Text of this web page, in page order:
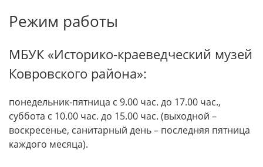
Режим работы
МБУК «Историко-краеведческий музей
Ковровского района»:
понедельник-пятница с 9.00 час. до 17.00 час.,
суббота с 10.00 час. до 15.00 час. (выходной –
воскресенье, санитарный день – последняя пятница
каждого месяца).